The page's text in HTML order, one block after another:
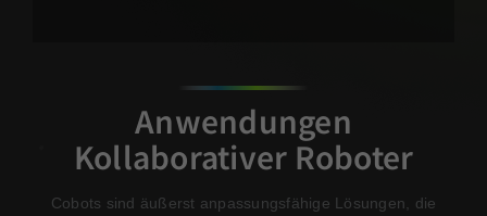
Anwendungen
Kollaborativer Roboter
Cobots sind äußerst anpassungsfähige Lösungen, die